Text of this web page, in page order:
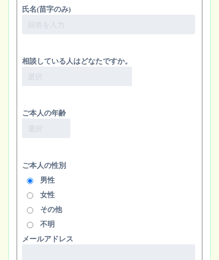
氏名(苗字のみ)
相談している人はどなたですか。
ご本人の年齢
ご本人の性別
男性
女性
その他
不明
メールアドレス